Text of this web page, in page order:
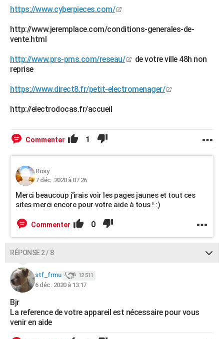
https://www.cyberpieces.com/
http://www.jeremplace.com/conditions-generales-de-
vente.html
http://www.prs-pms.com/reseau/
de votre ville 48h non
reprise
https://www.direct8.fr/petit-electromenager/
http://electrodocas.fr/accueil
Commenter 1
Rosy
7 déc. 2020 à 07:26
Merci beaucoup j'irais voir les pages jaunes et tout ces
sites merci encore pour votre aide à tous ! :)
Commenter 0
RÉPONSE 2 / 8
stf_frmu 12 511
6 déc. 2020 à 13:17
Bjr
La reference de votre appareil est nécessaire pour vous
venir en aide